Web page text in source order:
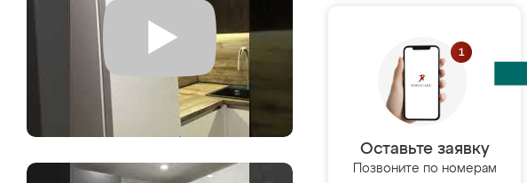
Оставьте заявку
Позвоните по номерам